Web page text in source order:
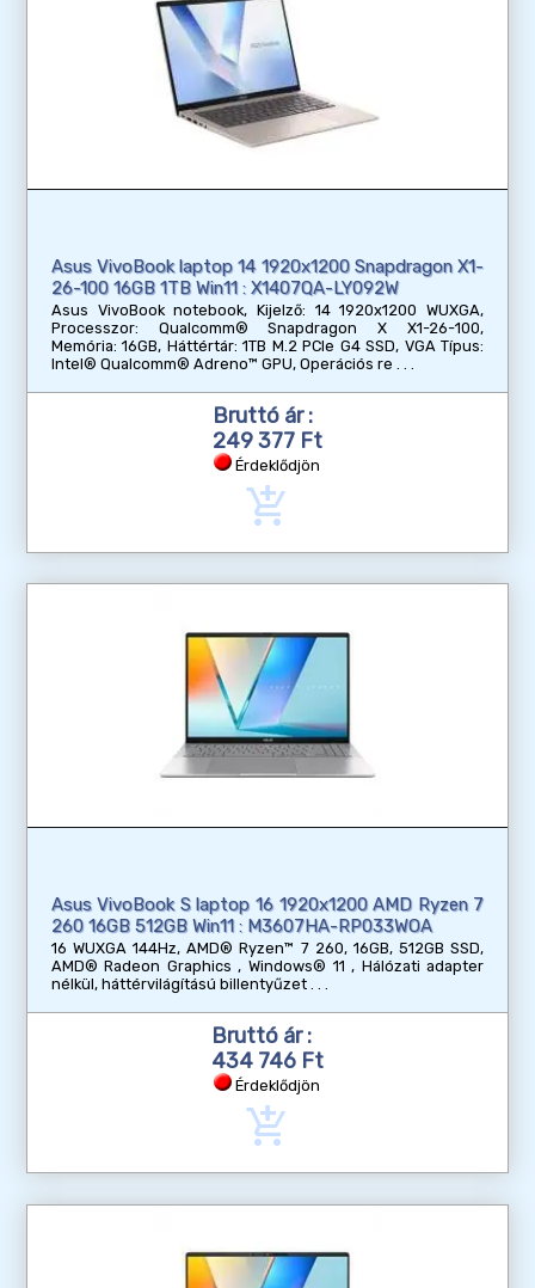
Asus VivoBook laptop 14 1920x1200 Snapdragon X1-
26-100 16GB 1TB Win11 : X1407QA-LY092W
Asus VivoBook notebook, Kijelző: 14 1920x1200 WUXGA,
Processzor: Qualcomm® Snapdragon X X1-26-100,
Memória: 16GB, Háttértár: 1TB M.2 PCIe G4 SSD, VGA Típus:
Intel® Qualcomm® Adreno™ GPU, Operációs re
Bruttó ár :
249 377 Ft
Érdeklődjön
add_shopping_cart
Asus VivoBook S laptop 16 1920x1200 AMD Ryzen 7
260 16GB 512GB Win11 : M3607HA-RP033WOA
16 WUXGA 144Hz, AMD® Ryzen™ 7 260, 16GB, 512GB SSD,
AMD® Radeon Graphics , Windows® 11 , Hálózati adapter
nélkül, háttérvilágítású billentyűzet
Bruttó ár :
434 746 Ft
Érdeklődjön
add_shopping_cart